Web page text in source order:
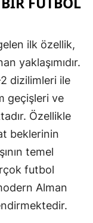
ilk özellik,
yaklaşımıdır.
dizilimleri ile
geçişleri ve
Özellikle
beklerinin
temel
futbol
Alman